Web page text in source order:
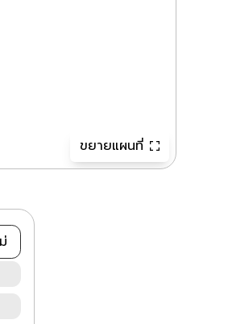
ขยายแผนที่